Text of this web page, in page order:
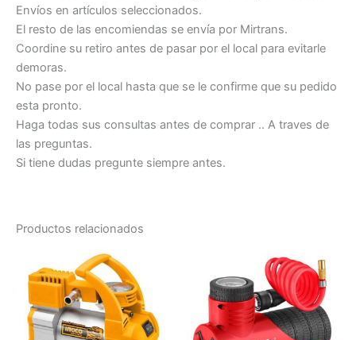
Envíos en artículos seleccionados.
El resto de las encomiendas se envía por Mirtrans.
Coordine su retiro antes de pasar por el local para evitarle
demoras.
No pase por el local hasta que se le confirme que su pedido
esta pronto.
Haga todas sus consultas antes de comprar .. A traves de
las preguntas.
Si tiene dudas pregunte siempre antes.
Productos relacionados
múltiples
variantes.